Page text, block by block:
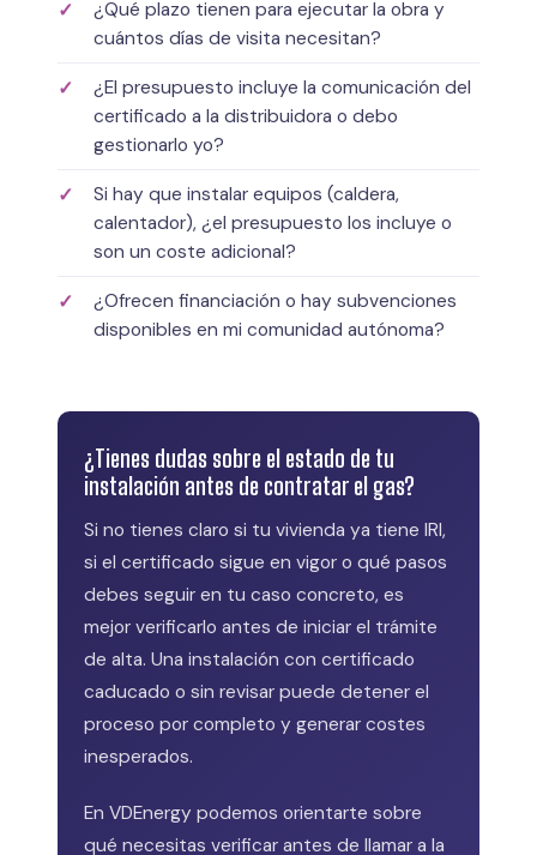
¿Qué plazo tienen para ejecutar la obra y
cuántos días de visita necesitan?
¿El presupuesto incluye la comunicación del
certificado a la distribuidora o debo
gestionarlo yo?
Si hay que instalar equipos (caldera,
calentador), ¿el presupuesto los incluye o
son un coste adicional?
¿Ofrecen financiación o hay subvenciones
disponibles en mi comunidad autónoma?
¿Tienes dudas sobre el estado de tu
instalación antes de contratar el gas?
Si no tienes claro si tu vivienda ya tiene IRI,
si el certificado sigue en vigor o qué pasos
debes seguir en tu caso concreto, es
mejor verificarlo antes de iniciar el trámite
de alta. Una instalación con certificado
caducado o sin revisar puede detener el
proceso por completo y generar costes
inesperados.
En VDEnergy podemos orientarte sobre
qué necesitas verificar antes de llamar a la